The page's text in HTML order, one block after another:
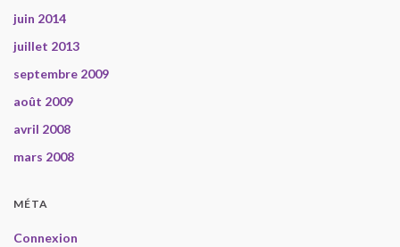
juin 2014
juillet 2013
septembre 2009
août 2009
avril 2008
mars 2008
MÉTA
Connexion